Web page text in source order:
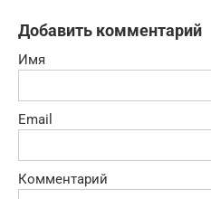
Добавить комментарий
Имя
Email
Комментарий